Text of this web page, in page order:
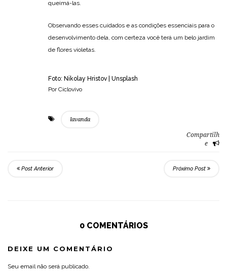
queimá-las.
Observando esses cuidados e as condições essenciais para o
desenvolvimento dela, com certeza você terá um belo jardim
de flores violetas.
Foto: Nikolay Hristov | Unsplash
Por Ciclovivo
lavanda
Compartilh
e
Post Anterior Próximo Post
0 COMENTÁRIOS
DEIXE UM COMENTÁRIO
Seu email não será publicado.